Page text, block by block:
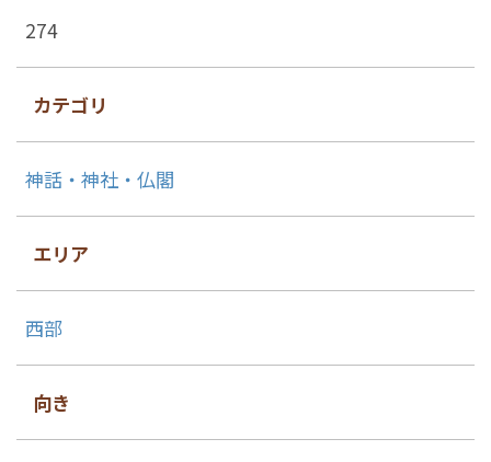
274
カテゴリ
神話・神社・仏閣
エリア
西部
向き